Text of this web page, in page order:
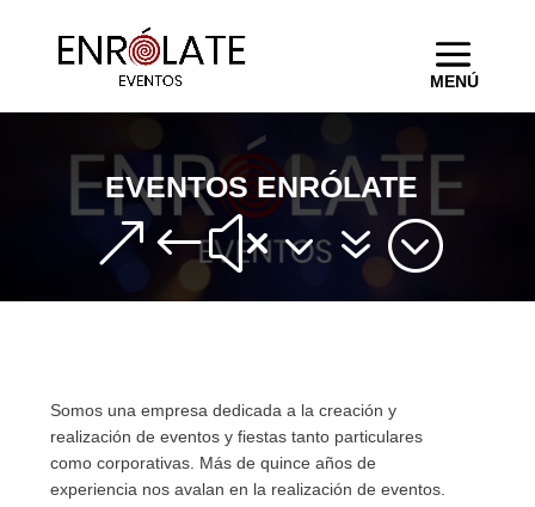
EVENTOS ENRÓLATE
&#x37;
Somos una empresa dedicada a la creación y
realización de eventos y fiestas tanto particulares
como corporativas. Más de quince años de
experiencia nos avalan en la realización de eventos.